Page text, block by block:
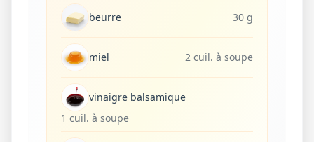
beurre 30 g
miel 2 cuil. à soupe
vinaigre balsamique
1 cuil. à soupe